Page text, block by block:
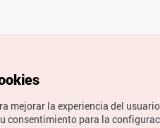
mejorar la experiencia del
consentimiento para la